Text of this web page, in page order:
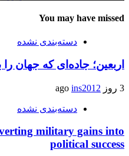
You may have missed
دسته‌بندی نشده
اربعین؛ جاده‌ای که جهان
3 روز ago ins2012
دسته‌بندی نشده
military gains into
political success